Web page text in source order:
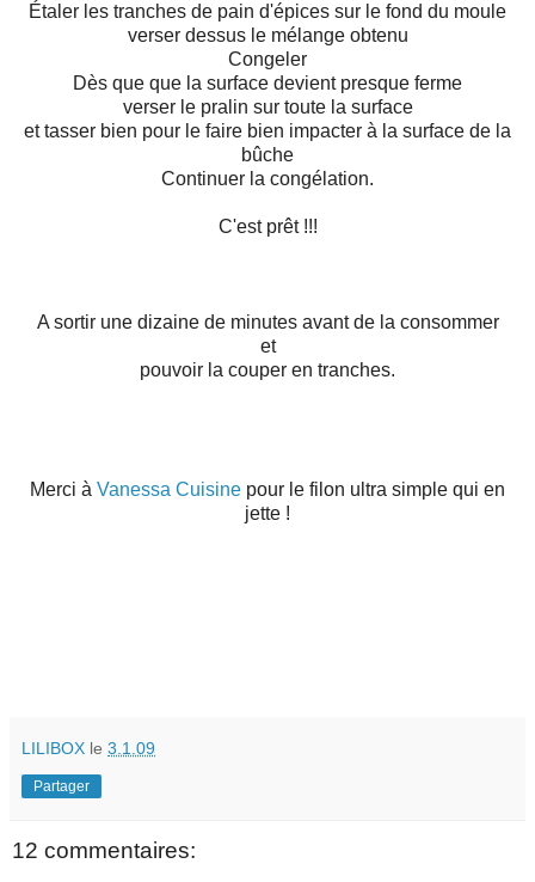
Étaler les tranches de pain d'épices sur le fond du moule
verser dessus le mélange obtenu
Congeler
Dès que que la surface devient presque ferme
verser le pralin sur toute la surface
et tasser bien pour le faire bien impacter à la surface de la
bûche
Continuer la congélation.
C'est prêt !!!
A sortir une dizaine de minutes avant de la consommer
et
pouvoir la couper en tranches.
Merci à Vanessa Cuisine pour le filon ultra simple qui en
jette !
LILIBOX le 3.1.09
Partager
12 commentaires: